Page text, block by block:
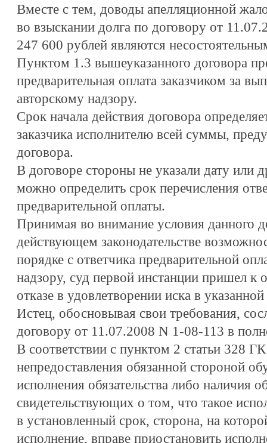
Вместе с тем, доводы апелляционной
во взыскании долга по договору от
247 600 рублей являются
Пунктом 1.3 вышеуказанного договора
предварительная оплата заказчиком за
авторскому надзору.
Срок начала действия договора
заказчика исполнителю всей суммы,
договора.
В договоре стороны не указали дату или
можно определить срок перечисления
предварительной оплаты.
Принимая во внимание условия данного
действующем законодательстве
порядке с ответчика предварительной
надзору, суд первой инстанции пришел к
отказе в удовлетворении иска в
Истец, обосновывая свои требования,
договору от 11.07.2008 N 1-08-113 в
В соответствии с пунктом 2 статьи 328
непредоставления обязанной стороной
исполнения обязательства либо наличия
свидетельствующих о том, что такое
в установленный срок, сторона, на
исполнение, вправе приостановить